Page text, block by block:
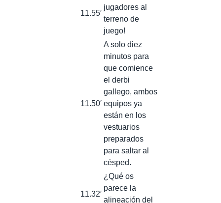
11.55′
jugadores al
terreno de
juego!
11.50′
A solo diez
minutos para
que comience
el derbi
gallego, ambos
equipos ya
están en los
vestuarios
preparados
para saltar al
césped.
11.32′
¿Qué os
parece la
alineación del